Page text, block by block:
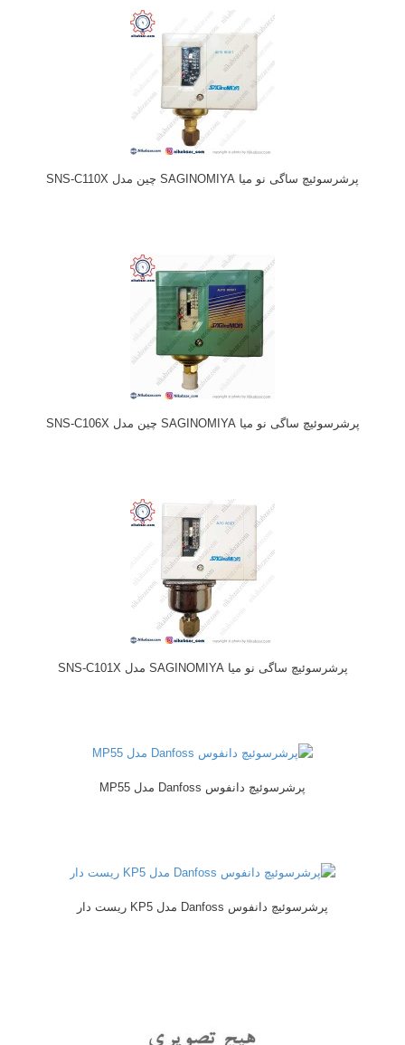
پرشرسوئیچ ساگی نو میا SAGINOMIYA چین مدل SNS-C110X
پرشرسوئیچ ساگی نو میا SAGINOMIYA چین مدل SNS-C106X
پرشرسوئیچ ساگی نو میا SAGINOMIYA مدل SNS-C101X
پرشرسوئیچ دانفوس Danfoss مدل MP55
پرشرسوئیچ دانفوس Danfoss مدل KP5 ریست دار